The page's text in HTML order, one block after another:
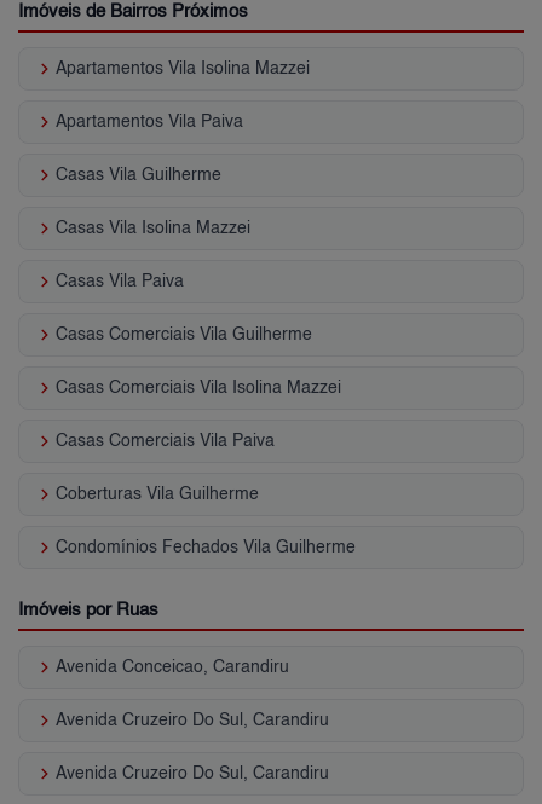
Imóveis de Bairros Próximos
keyboard_arrow_right Apartamentos Vila Isolina Mazzei
keyboard_arrow_right Apartamentos Vila Paiva
keyboard_arrow_right Casas Vila Guilherme
keyboard_arrow_right Casas Vila Isolina Mazzei
keyboard_arrow_right Casas Vila Paiva
keyboard_arrow_right Casas Comerciais Vila Guilherme
keyboard_arrow_right Casas Comerciais Vila Isolina Mazzei
keyboard_arrow_right Casas Comerciais Vila Paiva
keyboard_arrow_right Coberturas Vila Guilherme
keyboard_arrow_right Condomínios Fechados Vila Guilherme
Imóveis por Ruas
keyboard_arrow_right Avenida Conceicao, Carandiru
keyboard_arrow_right Avenida Cruzeiro Do Sul, Carandiru
keyboard_arrow_right Avenida Cruzeiro Do Sul, Carandiru